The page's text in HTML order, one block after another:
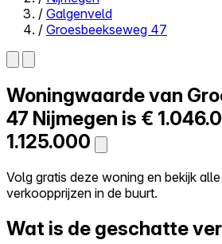
Close menu
Zelf kopen
Alles-in-één
Reviews
Prijzen
Log in
Probeer Walter gratis
/ Galgenveld
/ Groesbeekseweg 47
Woningwaarde van
47 Nijmegen is €
1.125.000
Volg gratis deze woning en bekijk
verkoopprijzen in de buurt.
Wat is de geschatte